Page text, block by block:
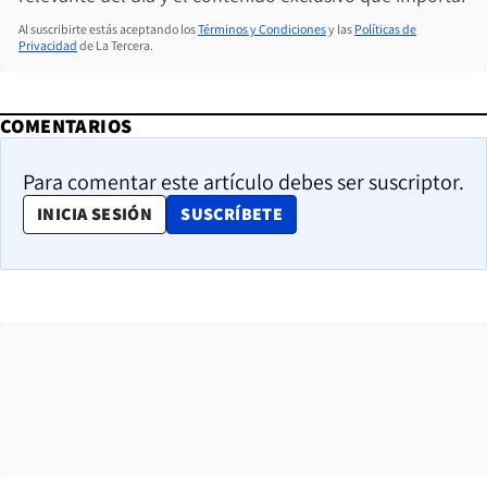
Al suscribirte estás aceptando losTérminos y Condicionesy las Políticas de
Privacidad de La Tercera.
COMENTARIOS
Para comentar este artículo debes ser suscriptor.
INICIA SESIÓN SUSCRÍBETE
OPENS IN NEW WINDOW